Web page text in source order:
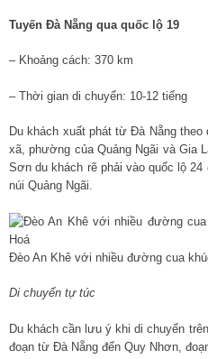
Tuyến Đà Nẵng qua quốc lộ 19
– Khoảng cách: 370 km
– Thời gian di chuyển: 10-12 tiếng
Du khách xuất phát từ Đà Nẵng
xã, phường của Quảng Ngãi và Gia
Sơn du khách rẽ phải vào quốc lộ
núi Quảng Ngãi.
Đèo An Khê với nhiều đường cua
Di chuyển tự túc
Du khách cần lưu ý khi di chuyển
đoạn từ Đà Nẵng đến Quy Nhơn,